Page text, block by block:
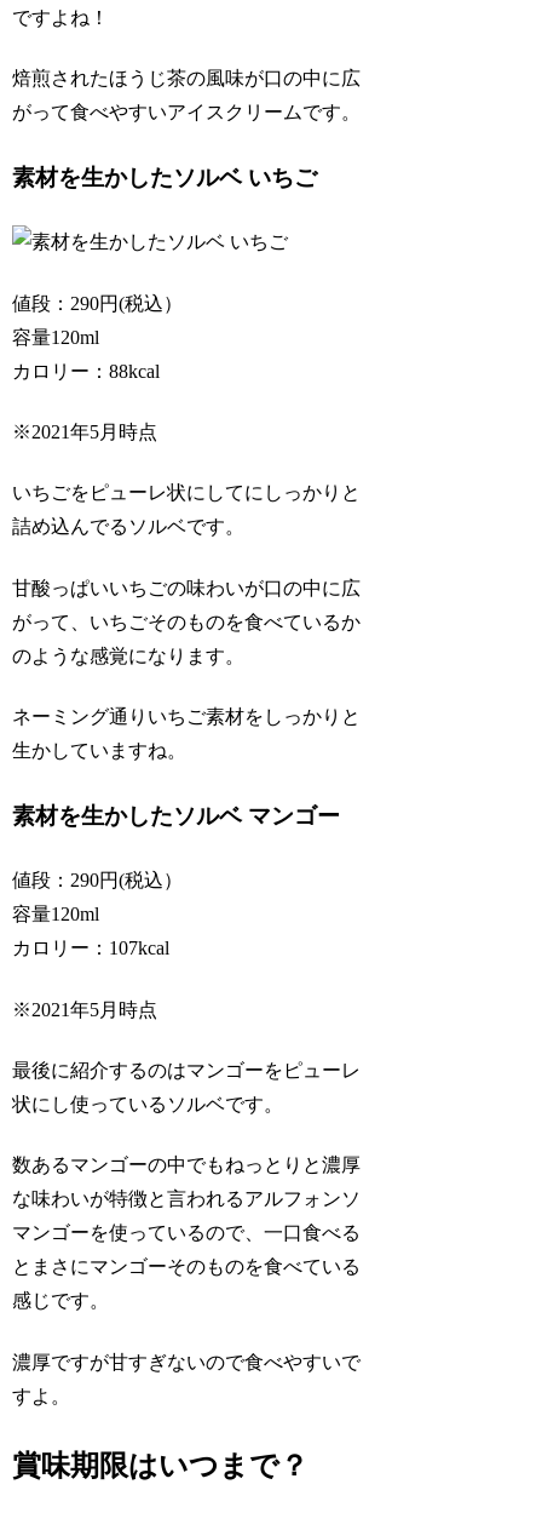
ですよね！
焙煎されたほうじ茶の風味が口の中に広
がって食べやすいアイスクリームです。
素材を生かしたソルベ いちご
値段：290円(税込）
容量120ml
カロリー：88kcal
※2021年5月時点
いちごをピューレ状にしてにしっかりと
詰め込んでるソルベです。
甘酸っぱいいちごの味わいが口の中に広
がって、いちごそのものを食べているか
のような感覚になります。
ネーミング通りいちご素材をしっかりと
生かしていますね。
素材を生かしたソルベ マンゴー
値段：290円(税込）
容量120ml
カロリー：107kcal
※2021年5月時点
最後に紹介するのはマンゴーをピューレ
状にし使っているソルベです。
数あるマンゴーの中でもねっとりと濃厚
な味わいが特徴と言われるアルフォンソ
マンゴーを使っているので、一口食べる
とまさにマンゴーそのものを食べている
感じです。
濃厚ですが甘すぎないので食べやすいで
すよ。
賞味期限はいつまで？